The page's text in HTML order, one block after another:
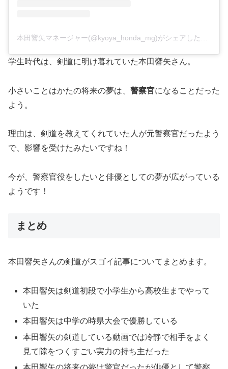
学生時代は、剣道に明け暮れていた本田響矢さん。
小さいことはかたの将来の夢は、 警察官になることだった
よう。
理由は、剣道を教えてくれていた人が元警察官だったよう
で、影響を受けたみたいですね！
今が、警察官役をしたいと俳優としての夢が広がっている
ようです！
まとめ
本田響矢さんの剣道がスゴイ記事についてまとめます。
本田響矢は剣道初段で小学生から高校生までやって
いた
本田響矢は中学の時県大会で優勝している
本田響矢の剣道している動画では冷静で相手をよく
見て隙をつくすごい実力の持ち主だった
本田響矢の将来の夢は警官だったが俳優として警察